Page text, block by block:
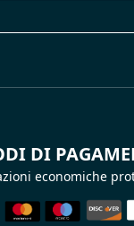
DI
economiche